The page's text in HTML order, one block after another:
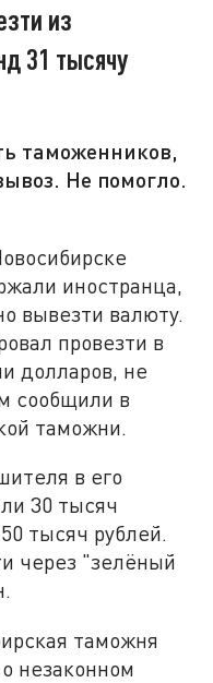
из
31 тысячу
таможенников,
Не помогло.
иностранца,
вывезти валюту.
провезти в
долларов, не
сообщили в
таможни.
в его
30 тысяч
тысяч рублей.
через "зелёный
таможня
незаконном